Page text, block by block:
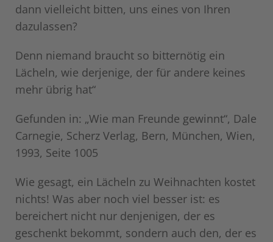
dann vielleicht bitten, uns eines von Ihren
dazulassen?
Denn niemand braucht so bitternötig ein
Lächeln, wie derjenige, der für andere keines
mehr übrig hat“
Gefunden in: „Wie man Freunde gewinnt“, Dale
Carnegie, Scherz Verlag, Bern, München, Wien,
1993, Seite 1005
Wie gesagt, ein Lächeln zu Weihnachten kostet
nichts! Was aber noch viel besser ist: es
bereichert nicht nur denjenigen, der es
geschenkt bekommt, sondern auch den, der es